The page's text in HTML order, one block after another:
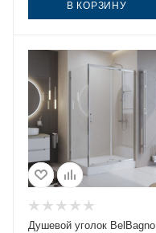
В КОРЗИНУ
Душевой уголок BelBagno